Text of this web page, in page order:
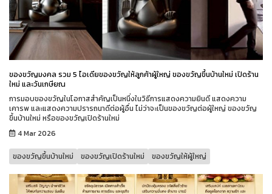
ของขวัญมงคล รวม 5 ไอเดียของขวัญให้ลูกค้าผู้ใหญ่ ของขวัญขึ้นบ้านใหม่ เปิดร้าน
ใหม่ และวันเกษียณ
การมอบของขวัญในโอกาสสำคัญเป็นหนึ่งในวิธีการแสดงความยินดี แสดงความ
เคารพ และแสดงความปรารถนาดีต่อผู้อื่น ไม่ว่าจะเป็นของขวัญต่อผู้ใหญ่ ของขวัญ
ขึ้นบ้านใหม่ หรือของขวัญเปิดร้านใหม่
4 Mar 2026
ของขวัญขึ้นบ้านใหม่ ของขวัญเปิดร้านใหม่ ของขวัญให้ผู้ใหญ่